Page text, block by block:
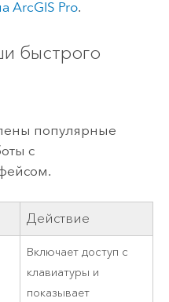
ArcGIS Pro.
быстрого
популярные
с
Действие
Включает доступ с
клавиатуры и
показывает